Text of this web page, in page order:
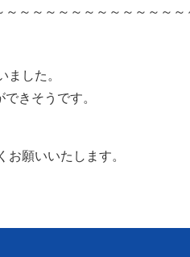
～～～～～～～～～～～～
した。
きそうです。
願いいたします。